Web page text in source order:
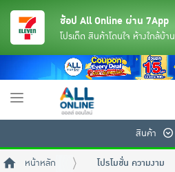
ช้อป All Online ผ่าน 7App
โปรเด็ด สินค้าโดนใจ ห้างใกล้บ้าน
Toggle
สินค้า
หน้าหลัก โปรโมชั่น ความงาม